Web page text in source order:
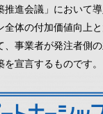
推進会議」において
全体の付加価値向上
、事業者が発注者側
宣言するものです。